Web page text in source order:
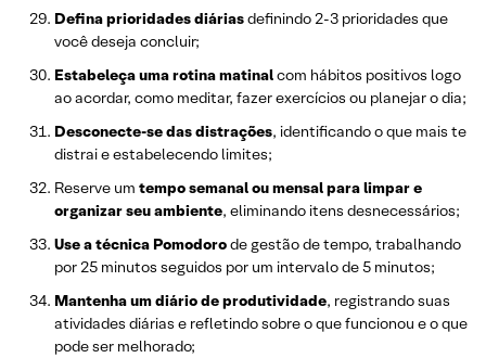
Defina prioridades diáriasdefinindo 2-3 prioridades que
você deseja concluir;
Estabeleça uma rotina matinalcom hábitos positivos logo
ao acordar, como meditar, fazer exercícios ou planejar o dia;
Desconecte-se das distrações, identificando o que mais te
distrai e estabelecendo limites;
Reserve um tempo semanal ou mensal para limpar e
organizar seu ambiente, eliminando itens desnecessários;
Use a técnica Pomodorode gestão de tempo, trabalhando
por 25 minutos seguidos por um intervalo de 5 minutos;
Mantenha um diário de produtividade, registrando suas
atividades diárias e refletindo sobre o que funcionou e o que
pode ser melhorado;